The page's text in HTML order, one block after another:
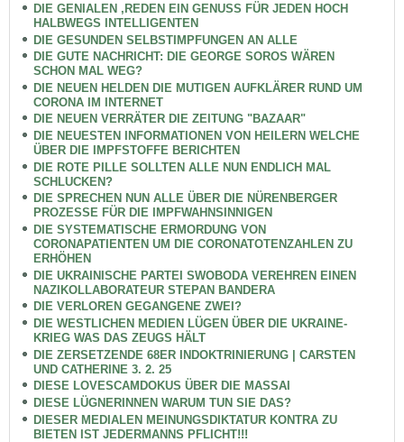
DIE GENIALEN ,REDEN EIN GENUSS FÜR JEDEN HOCH
HALBWEGS INTELLIGENTEN
DIE GESUNDEN SELBSTIMPFUNGEN AN ALLE
DIE GUTE NACHRICHT: DIE GEORGE SOROS WÄREN
SCHON MAL WEG?
DIE NEUEN HELDEN DIE MUTIGEN AUFKLÄRER RUND UM
CORONA IM INTERNET
DIE NEUEN VERRÄTER DIE ZEITUNG "BAZAAR"
DIE NEUESTEN INFORMATIONEN VON HEILERN WELCHE
ÜBER DIE IMPFSTOFFE BERICHTEN
DIE ROTE PILLE SOLLTEN ALLE NUN ENDLICH MAL
SCHLUCKEN?
DIE SPRECHEN NUN ALLE ÜBER DIE NÜRENBERGER
PROZESSE FÜR DIE IMPFWAHNSINNIGEN
DIE SYSTEMATISCHE ERMORDUNG VON
CORONAPATIENTEN UM DIE CORONATOTENZAHLEN ZU
ERHÖHEN
DIE UKRAINISCHE PARTEI SWOBODA VEREHREN EINEN
NAZIKOLLABORATEUR STEPAN BANDERA
DIE VERLOREN GEGANGENE ZWEI?
DIE WESTLICHEN MEDIEN LÜGEN ÜBER DIE UKRAINE-
KRIEG WAS DAS ZEUGS HÄLT
DIE ZERSETZENDE 68ER INDOKTRINIERUNG | CARSTEN
UND CATHERINE 3. 2. 25
DIESE LOVESCAMDOKUS ÜBER DIE MASSAI
DIESE LÜGNERINNEN WARUM TUN SIE DAS?
DIESER MEDIALEN MEINUNGSDIKTATUR KONTRA ZU
BIETEN IST JEDERMANNS PFLICHT!!!